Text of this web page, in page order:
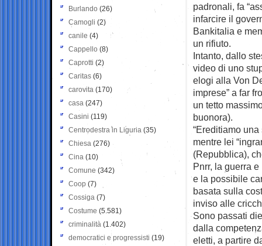
padronali, fa
infarcire il
Bankitalia e
un rifiuto.
Intanto, dallo
video di uno
elogi alla Von
imprese” a far
un tetto
buonora).
“Ereditiamo
mentre lei
(Repubblica),
Pnrr, la guerra
e la possibile
basata sulla
inviso alle
Sono passati
dalla
eletti, a partire
Burlando (26)
Camogli (2)
canile (4)
Cappello (8)
Caprotti (2)
Caritas (6)
carovita (170)
casa (247)
Casini (119)
Centrodestra in Liguria (35)
Chiesa (276)
Cina (10)
Comune (342)
Coop (7)
Cossiga (7)
Costume (5.581)
criminalità (1.402)
democratici e progressisti (19)